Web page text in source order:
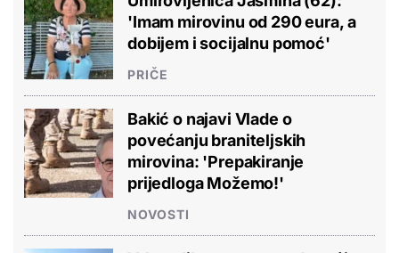
'Imam mirovinu od 290 eura, a
dobijem i socijalnu pomoć'
PRIČE
Bakić o najavi Vlade o
povećanju braniteljskih
mirovina: 'Prepakiranje
prijedloga Možemo!'
NOVOSTI